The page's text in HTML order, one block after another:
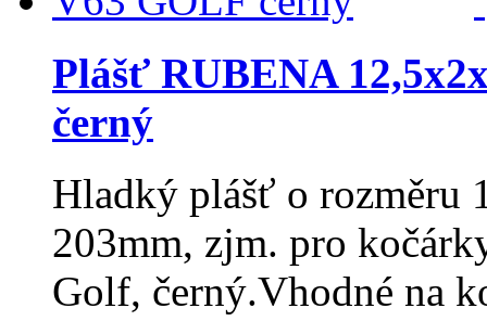
Plášť RUBENA
černý
Hladký plášť o rozměru
203mm, zjm. pro
Golf, černý.Vhodné na